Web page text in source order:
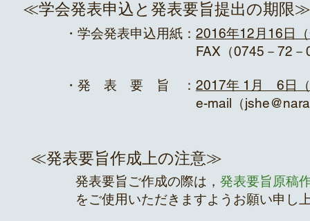
≪学会発表申込と発表要旨提出の期限≫
・学会発表申込用紙： 2016年12月16日
FAX（0745－72－0822
・発 表 要 旨 ： 2017年 1月 6日
e-mail（
≪発表要旨作成上の注意≫
発表要旨ご作成の際は， 発表要旨原稿
をご使用いただきますようお願い申し